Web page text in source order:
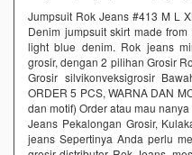
Jumpsuit Rok Jeans #413 M L
Denim jumpsuit skirt made
light blue denim. Rok jeans
grosir, dengan 2 pilihan Grosir
Grosir silvikonveksigrosir
ORDER 5 PCS, WARNA DAN
dan motif) Order atau mau
Jeans Pekalongan Grosir,
jeans Sepertinya Anda perlu